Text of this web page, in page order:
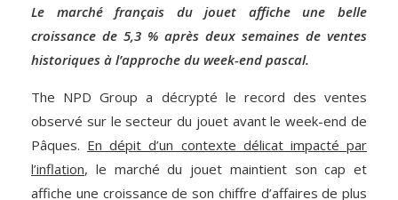
Le marché français du jouet affiche une belle
croissance de 5,3 % après deux semaines de ventes
historiques à l’approche du week-end pascal.
The NPD Group a décrypté le record des ventes
observé sur le secteur du jouet avant le week-end de
Pâques. En dépit d’un contexte délicat impacté par
l’inflation, le marché du jouet maintient son cap et
affiche une croissance de son chiffre d’affaires de plus